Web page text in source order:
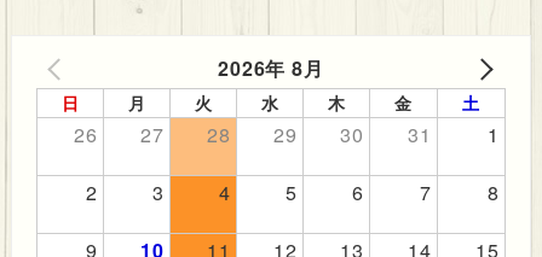
2026年 8月 NEXT
日 月 火 水 木 金 土
26 27 28 29 30 31 1
2 3 4 5 6 7 8
9 10 11 12 13 14 15